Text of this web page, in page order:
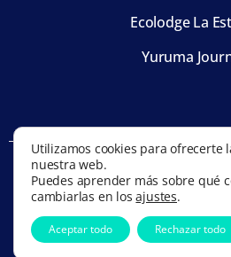
Ecolodge La
Yuruma
© Magri Turismo 2023 All
Diseñado por Bigsur
Utilizamos cookies para ofrecerte
nuestra web.
Puedes aprender más sobre qué
cambiarlas en losajustes.
Aceptar todo Rechazar todo